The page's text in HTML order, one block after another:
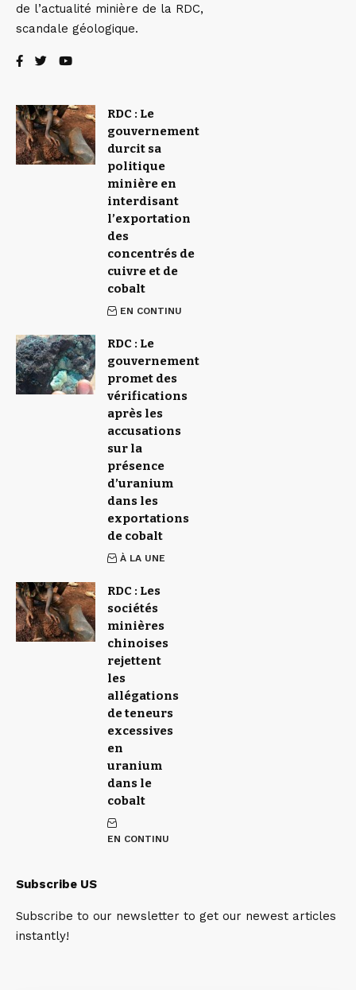
de l’actualité minière de la RDC,
scandale géologique.
RDC : Le
gouvernement
durcit sa
politique
minière en
interdisant
l’exportation
des
concentrés de
cuivre et de
cobalt
EN CONTINU
RDC : Le
gouvernement
promet des
vérifications
après les
accusations
sur la
présence
d’uranium
dans les
exportations
de cobalt
À LA UNE
RDC : Les
sociétés
minières
chinoises
rejettent
les
allégations
de teneurs
excessives
en
uranium
dans le
cobalt
EN CONTINU
Subscribe US
Subscribe to our newsletter to get our newest articles
instantly!